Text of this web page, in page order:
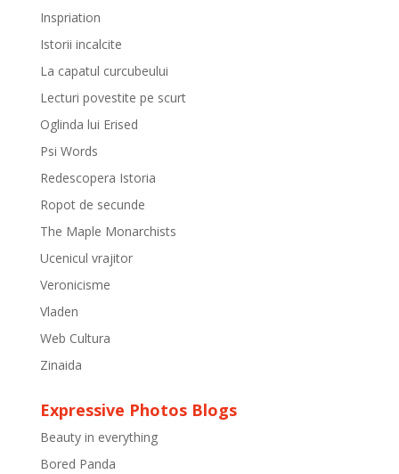
Inspriation
Istorii incalcite
La capatul curcubeului
Lecturi povestite pe scurt
Oglinda lui Erised
Psi Words
Redescopera Istoria
Ropot de secunde
The Maple Monarchists
Ucenicul vrajitor
Veronicisme
Vladen
Web Cultura
Zinaida
Expressive Photos Blogs
Beauty in everything
Bored Panda